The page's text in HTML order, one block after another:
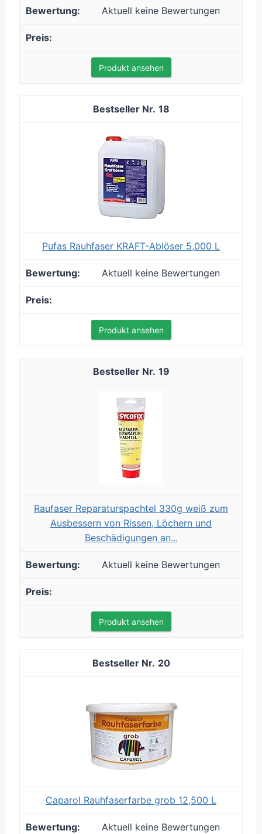
Aktuell keine Bewertungen
Produkt ansehen
18
Pufas Rauhfaser KRAFT-Ablöser 5,000 L
Aktuell keine Bewertungen
Produkt ansehen
19
Raufaser Reparaturspachtel 330g weiß zum
Ausbessern von Rissen, Löchern und
Beschädigungen an...
Aktuell keine Bewertungen
Produkt ansehen
20
Caparol Rauhfaserfarbe grob 12,500 L
Aktuell keine Bewertungen